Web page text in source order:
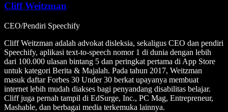
Cliff Weitzman
CEO/Pendiri Speechify
Cliff Weitzman adalah advokat disleksia, sekaligus CEO dan pendiri
Speechify, aplikasi text-to-speech nomor 1 di dunia dengan lebih
dari 100.000 ulasan bintang 5 dan peringkat pertama di App Store
untuk kategori Berita & Majalah. Pada tahun 2017, Weitzman
masuk daftar Forbes 30 Under 30 berkat upayanya membuat
internet lebih mudah diakses bagi penyandang disabilitas belajar.
Cliff juga pernah tampil di EdSurge, Inc., PC Mag, Entrepreneur,
Mashable, dan berbagai media terkemuka lainnya.